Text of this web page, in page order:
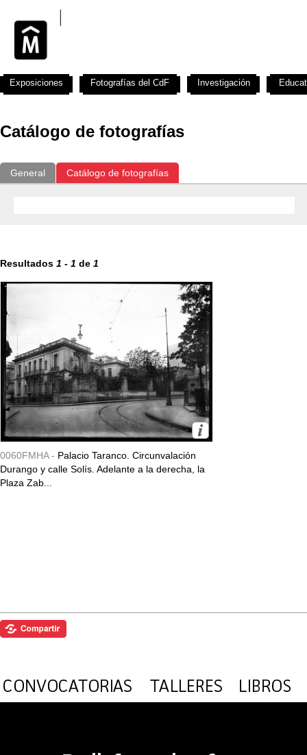
Catálogo de fotografías
General Catálogo de fotografías
Resultados 1 - 1 de 1
0060FMHA - Palacio Taranco. Circunvalación
Durango y calle Solís. Adelante a la derecha, la
Plaza Zab...
Exposiciones Fotografías del CdF Investigación